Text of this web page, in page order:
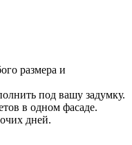
размера и
под вашу задумку.
в одном фасаде.
дней.